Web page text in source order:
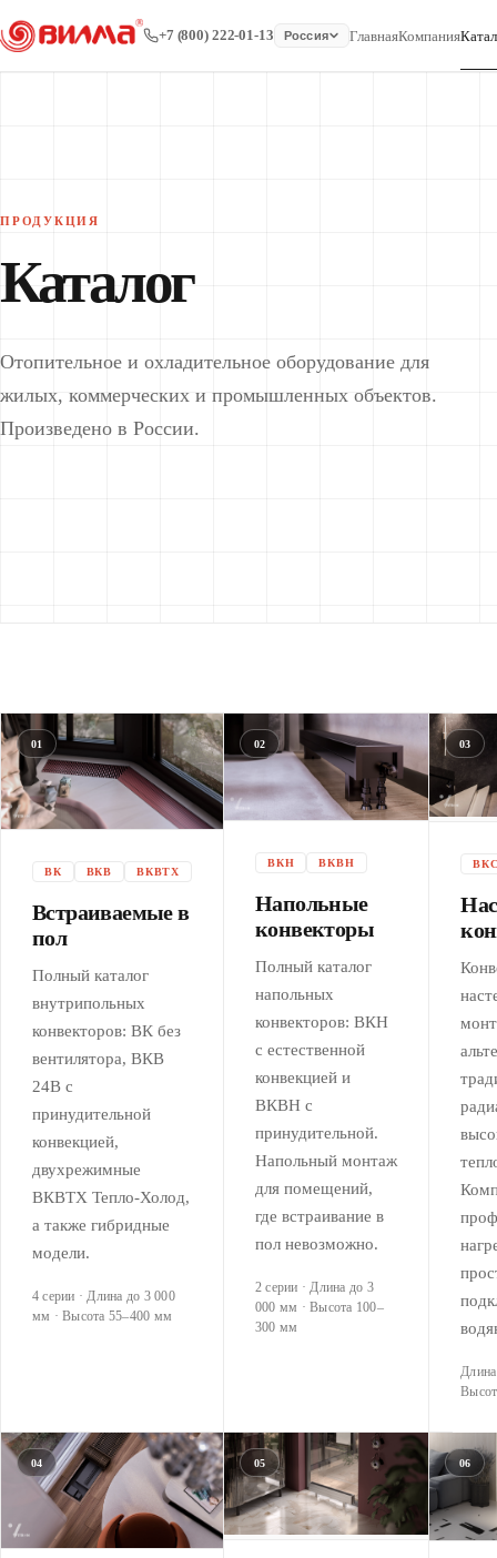
+7 (800) 222-01-13 Россия ГлавнаяКомпания
ПРОДУКЦИЯ
Каталог
Отопительное и охладительное оборудование для
жилых, коммерческих и промышленных объектов.
Произведено в России.
01
ВК ВКВ ВКВТХ
Встраиваемые в
пол
Полный каталог
внутрипольных
конвекторов: ВК без
вентилятора, ВКВ
24В с
принудительной
конвекцией,
двухрежимные
ВКВТХ Тепло-Холод,
а также гибридные
модели.
4 серии · Длина до 3 000
мм · Высота 55–400 мм
02
ВКН ВКВН
Напольные
конвекторы
Полный каталог
напольных
конвекторов: ВКН
с естественной
конвекцией и
ВКВН с
принудительной.
Напольный монтаж
для помещений,
где встраивание в
пол невозможно.
2 серии · Длина до 3
000 мм · Высота 100–
300 мм
03
04 05 06